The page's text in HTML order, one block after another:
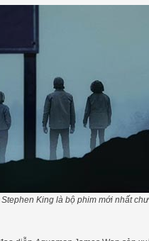
King là bộ phim mới nhất